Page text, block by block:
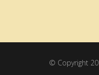
© Copyright